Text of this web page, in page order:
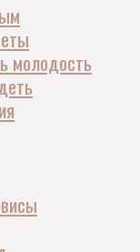
молодость